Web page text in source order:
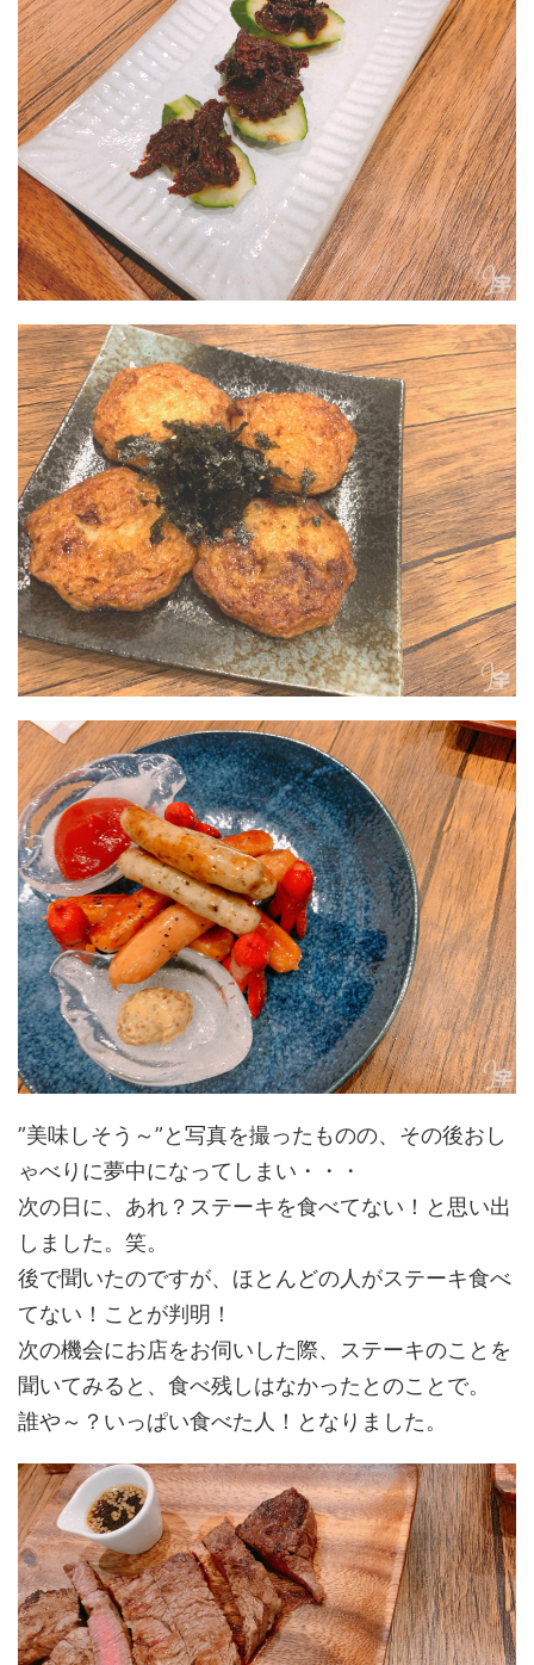
”美味しそう～”と写真を撮ったものの、その後おし
ゃべりに夢中になってしまい・・・
次の日に、あれ？ステーキを食べてない！と思い出
しました。笑。
後で聞いたのですが、ほとんどの人がステーキ食べ
てない！ことが判明！
次の機会にお店をお伺いした際、ステーキのことを
聞いてみると、食べ残しはなかったとのことで。
誰や～？いっぱい食べた人！となりました。